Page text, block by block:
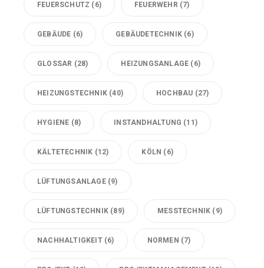
FEUERSCHUTZ (6) FEUERWEHR (7)
GEBÄUDE (6) GEBÄUDETECHNIK (6)
GLOSSAR (28) HEIZUNGSANLAGE (6)
HEIZUNGSTECHNIK (40) HOCHBAU (27)
HYGIENE (8) INSTANDHALTUNG (11)
KÄLTETECHNIK (12) KÖLN (6)
LÜFTUNGSANLAGE(9)
LÜFTUNGSTECHNIK (89) MESSTECHNIK (9)
NACHHALTIGKEIT(6) NORMEN (7)